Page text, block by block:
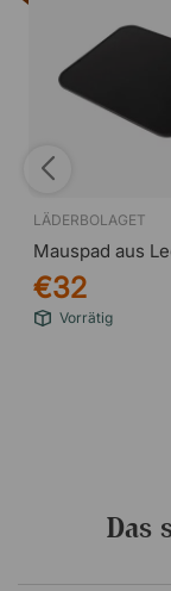
LÄDERBOLAGET
Mauspad aus
€32
Vorrätig
Das